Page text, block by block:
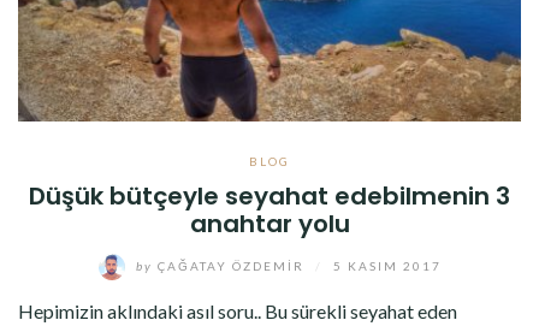
BLOG
Düşük bütçeyle seyahat edebilmenin 3
anahtar yolu
by ÇAĞATAY ÖZDEMIR 5 KASIM 2017
Hepimizin aklındaki asıl soru.. Bu sürekli seyahat eden